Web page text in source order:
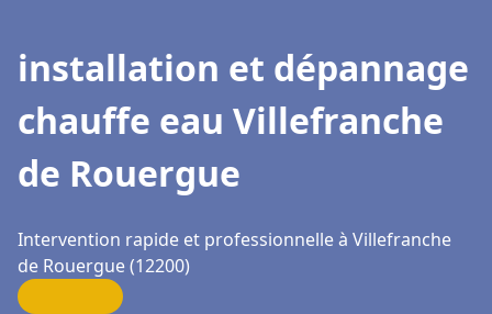
installation et dépannage
chauffe eau Villefranche
de Rouergue
Intervention rapide et professionnelle à Villefranche
de Rouergue (12200)